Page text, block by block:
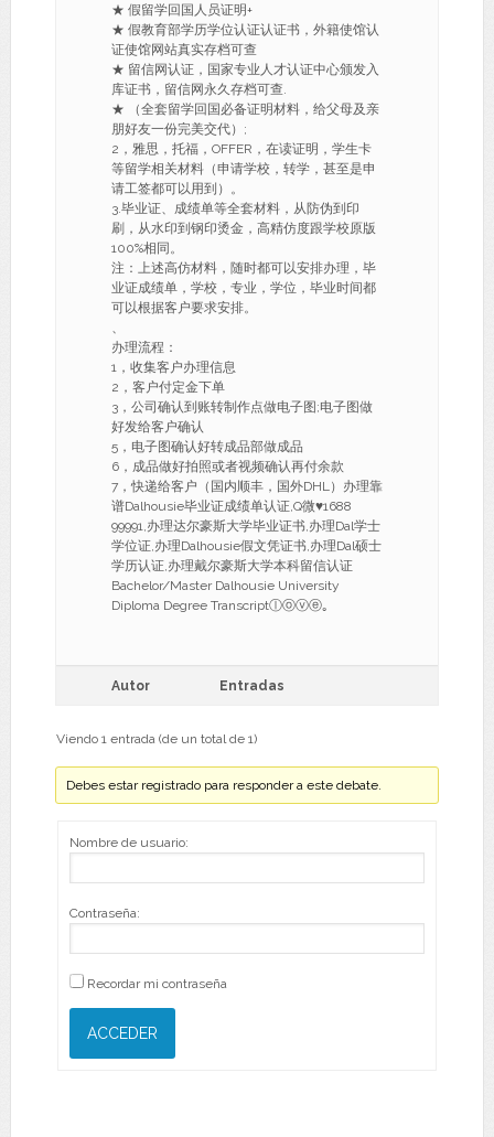
★ 假留学回国人员证明+
★ 假教育部学历学位认证认证书，外籍使馆认
证使馆网站真实存档可查
★ 留信网认证，国家专业人才认证中心颁发入
库证书，留信网永久存档可查.
★ （全套留学回国必备证明材料，给父母及亲
朋好友一份完美交代）;
2，雅思，托福，OFFER，在读证明，学生卡
等留学相关材料（申请学校，转学，甚至是申
请工签都可以用到）。
3.毕业证、成绩单等全套材料，从防伪到印
刷，从水印到钢印烫金，高精仿度跟学校原版
100%相同。
注：上述高仿材料，随时都可以安排办理，毕
业证成绩单，学校，专业，学位，毕业时间都
可以根据客户要求安排。
、
办理流程：
1，收集客户办理信息
2，客户付定金下单
3，公司确认到账转制作点做电子图;电子图做
好发给客户确认
5，电子图确认好转成品部做成品
6，成品做好拍照或者视频确认再付余款
7，快递给客户（国内顺丰，国外DHL）办理靠
谱Dalhousie毕业证成绩单认证,Q微♥1688
99991,办理达尔豪斯大学毕业证书,办理Dal学士
学位证,办理Dalhousie假文凭证书,办理Dal硕士
学历认证,办理戴尔豪斯大学本科留信认证
Bachelor/Master Dalhousie University
Diploma Degree Transcriptⓛⓞⓥⓔ｡
Autor Entradas
Viendo 1 entrada (de un total de 1)
Debes estar registrado para responder a este debate.
Nombre de usuario:
Contraseña:
Recordar mi contraseña
ACCEDER